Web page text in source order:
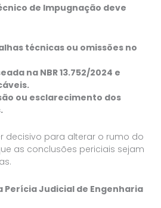
de Impugnação deve
técnicas ou omissões no
na NBR 13.752/2024 e
ou esclarecimento dos
decisivo para alterar o rumo do
as conclusões periciais sejam
a Perícia Judicial de Engenharia